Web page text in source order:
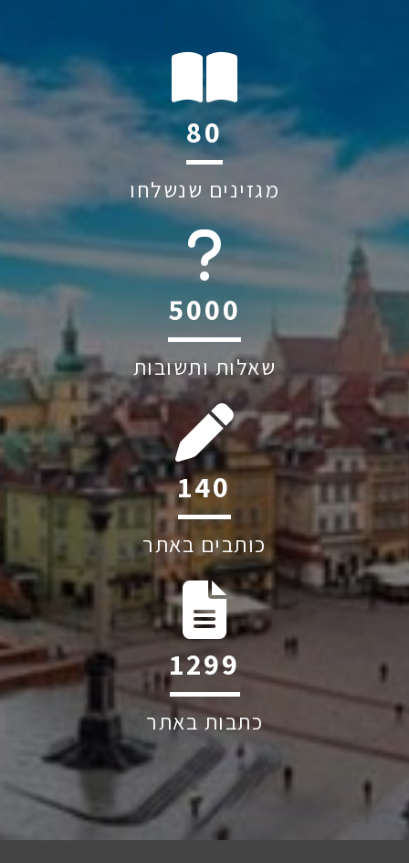
124
מגזינים שנשלחו
6045
שאלות ותשובות
218
כותבים באתר
2025
כתבות באתר